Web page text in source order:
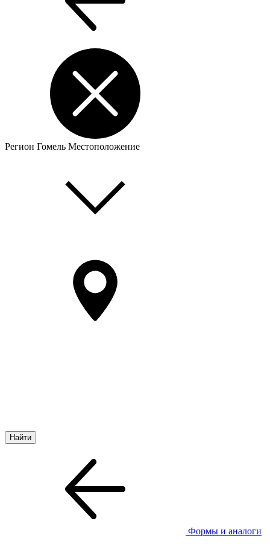
Регион Гомель Местоположение
Формы и аналоги